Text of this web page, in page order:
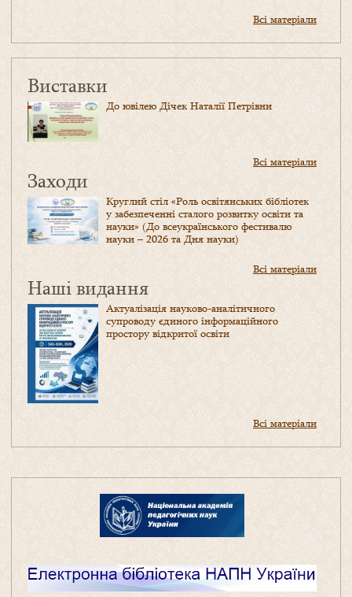
Всі матеріали
Виставки
До ювілею Дічек Наталії Петрівни
Всі матеріали
Заходи
Круглий стіл «Роль освітянських бібліотек
у забезпеченні сталого розвитку освіти та
науки» (До всеукраїнського фестивалю
науки – 2026 та Дня науки)
Всі матеріали
Наші видання
Актуалізація науково-аналітичного
супроводу єдиного інформаційного
простору відкритої освіти
Всі матеріали